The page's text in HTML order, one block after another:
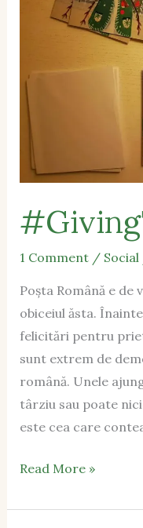
1 Comment / Social
Poșta Română e
obiceiul ăsta.
felicitări pentru
sunt extrem de
română. Unele
târziu sau poate
este cea care
Read More »